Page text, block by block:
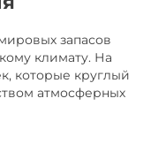
запасов
климату. На
которые круглый
атмосферных